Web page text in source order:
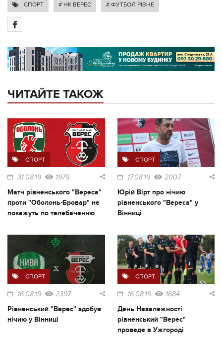
СПОРТ # НК ВЕРЕС # ФУТБОЛ РІВНЕ
ЧИТАЙТЕ ТАКОЖ
СПОРТ
31.08.19 1979
Матч рівненського "Вереса"
проти "Оболонь-Бровар" не
покажуть по телебаченню
СПОРТ
17.08.19 2007
Юрій Вірт про нічию
рівненського "Вереса" у
Вінниці
СПОРТ
16.08.19 2397
Рівненський "Верес" здобув
нічию у Вінниці
СПОРТ
16.08.19 1684
День Незалежності
рівненський "Верес"
проведе в Ужгороді